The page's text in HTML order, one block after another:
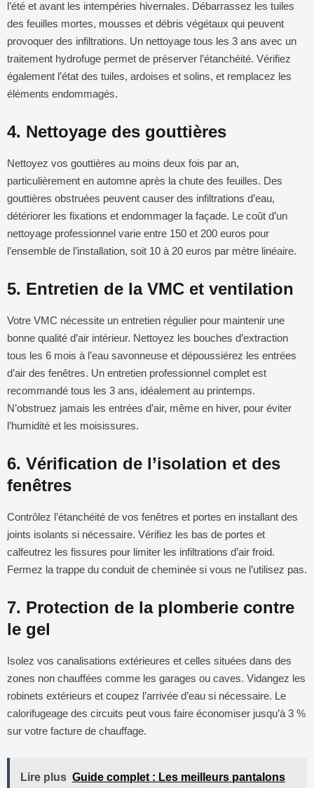
l’été et avant les intempéries hivernales. Débarrassez les tuiles
des feuilles mortes, mousses et débris végétaux qui peuvent
provoquer des infiltrations. Un nettoyage tous les 3 ans avec un
traitement hydrofuge permet de préserver l’étanchéité. Vérifiez
également l’état des tuiles, ardoises et solins, et remplacez les
éléments endommagés.
4. Nettoyage des gouttières
Nettoyez vos gouttières au moins deux fois par an,
particulièrement en automne après la chute des feuilles. Des
gouttières obstruées peuvent causer des infiltrations d’eau,
détériorer les fixations et endommager la façade. Le coût d’un
nettoyage professionnel varie entre 150 et 200 euros pour
l’ensemble de l’installation, soit 10 à 20 euros par mètre linéaire.
5. Entretien de la VMC et ventilation
Votre VMC nécessite un entretien régulier pour maintenir une
bonne qualité d’air intérieur. Nettoyez les bouches d’extraction
tous les 6 mois à l’eau savonneuse et dépoussiérez les entrées
d’air des fenêtres. Un entretien professionnel complet est
recommandé tous les 3 ans, idéalement au printemps.
N’obstruez jamais les entrées d’air, même en hiver, pour éviter
l’humidité et les moisissures.
6. Vérification de l’isolation et des
fenêtres
Contrôlez l’étanchéité de vos fenêtres et portes en installant des
joints isolants si nécessaire. Vérifiez les bas de portes et
calfeutrez les fissures pour limiter les infiltrations d’air froid.
Fermez la trappe du conduit de cheminée si vous ne l’utilisez pas.
7. Protection de la plomberie contre
le gel
Isolez vos canalisations extérieures et celles situées dans des
zones non chauffées comme les garages ou caves. Vidangez les
robinets extérieurs et coupez l’arrivée d’eau si nécessaire. Le
calorifugeage des circuits peut vous faire économiser jusqu’à 3 %
sur votre facture de chauffage.
Lire plus Guide complet : Les meilleurs pantalons